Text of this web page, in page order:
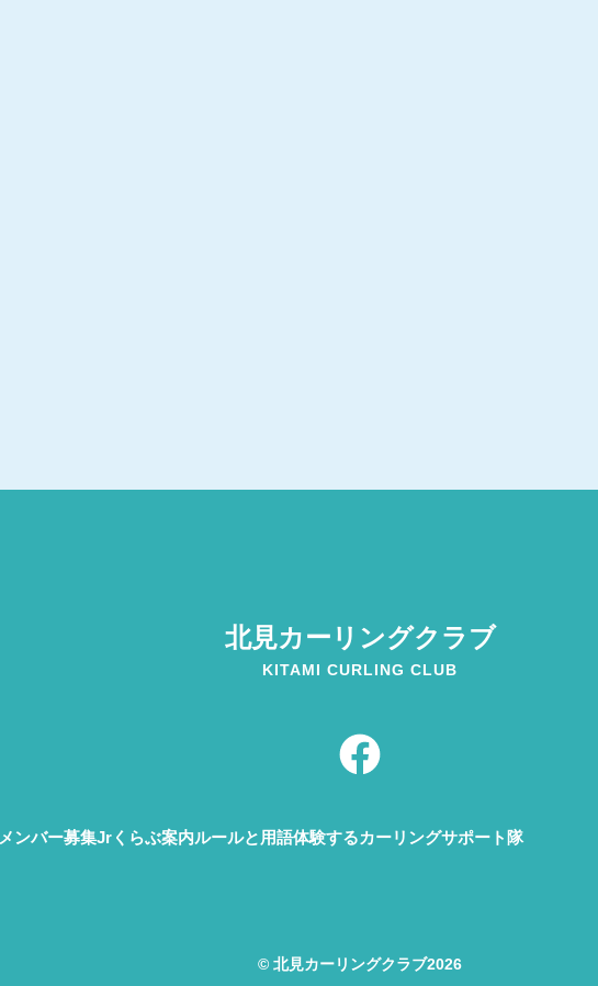
北見カーリングクラブ
KITAMI CURLING CLUB
a
c
e
o
メンバー募集Jrくらぶ案内ルールと用語体験するカーリングサポート隊
© 北見カーリングクラブ2026